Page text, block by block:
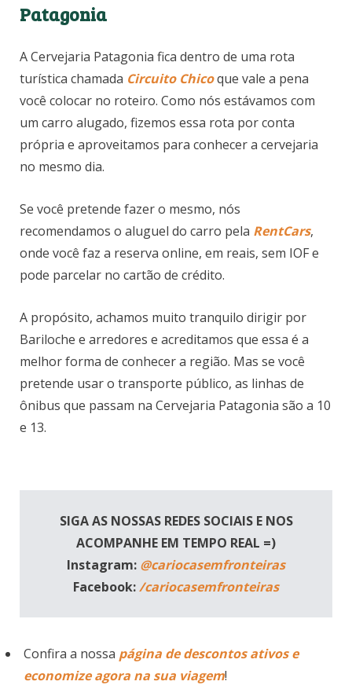
Patagonia
A Cervejaria Patagonia fica dentro de uma rota
turística chamada Circuito Chicoque vale a pena
você colocar no roteiro. Como nós estávamos com
um carro alugado, fizemos essa rota por conta
própria e aproveitamos para conhecer a cervejaria
no mesmo dia.
Se você pretende fazer o mesmo, nós
recomendamos o aluguel do carro pela RentCars,
onde você faz a reserva online, em reais, sem IOF e
pode parcelar no cartão de crédito.
A propósito, achamos muito tranquilo dirigir por
Bariloche e arredores e acreditamos que essa é a
melhor forma de conhecer a região. Mas se você
pretende usar o transporte público, as linhas de
ônibus que passam na Cervejaria Patagonia são a 10
e 13.
SIGA AS NOSSAS REDES SOCIAIS E NOS
ACOMPANHE EM TEMPO REAL =)
Instagram: @cariocasemfronteiras
Facebook:/cariocasemfronteiras
Confira a nossa página de descontos ativos e
economize agora na sua viagem!